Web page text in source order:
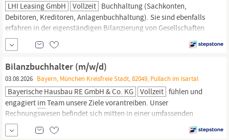
LHI Leasing GmbH Vollzeit Buch­haltung (Sach­konten,
Debitoren, Kreditoren, Anlagen­buch­haltung). Sie sind ebenfalls
erfahren in der eigen­ständigen Bilan­zierung von Gesell­schaften
nach HGB und kennen sich idealerweise auch mit den Vorgaben
des Kapital­anlage­gesetz­buches (KAGB) aus. Sie sind sicherim
Umgang mit den gängigen MS-Office-Programmen.
Bilanzbuchhalter (m/w/d)
03.08.2026 Bayern, München Kreisfreie Stadt, 82049, Pullach im Isartal
Bayerische Hausbau RE GmbH & Co. KG Vollzeit fühlen und
engagiert imTeam unsere Ziele vorantreiben. Unser
Rechnungswesen befindet sich mitten in einer umfassenden
Neuausrichtung: Wir automatisieren Buchungs- und
Abschlussprozesse, setzen zunehmend auf moderne digitale